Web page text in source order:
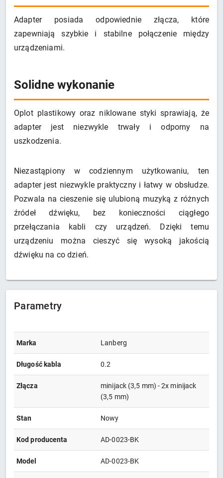
Adapter posiada odpowiednie złącza, które
zapewniają szybkie i stabilne połączenie między
urządzeniami.
Solidne wykonanie
Oplot plastikowy oraz niklowane styki sprawiają, że
adapter jest niezwykle trwały i odporny na
uszkodzenia.
Niezastąpiony w codziennym użytkowaniu, ten
adapter jest niezwykle praktyczny i łatwy w obsłudze.
Pozwala na cieszenie się ulubioną muzyką z różnych
źródeł dźwięku, bez konieczności ciągłego
przełączania kabli czy urządzeń. Dzięki temu
urządzeniu można cieszyć się wysoką jakością
dźwięku na co dzień.
Parametry
Marka Lanberg
Długość kabla 0.2
Złącza
minijack (3,5 mm) - 2x minijack
(3,5 mm)
Stan Nowy
Kod producenta AD-0023-BK
Model AD-0023-BK